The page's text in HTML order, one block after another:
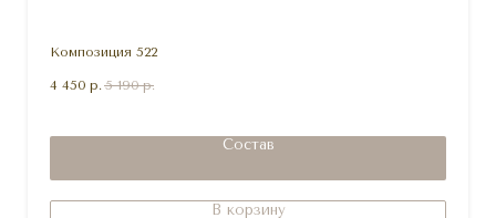
Композиция 522
4 450 р. 5 190 р.
Состав
В корзину